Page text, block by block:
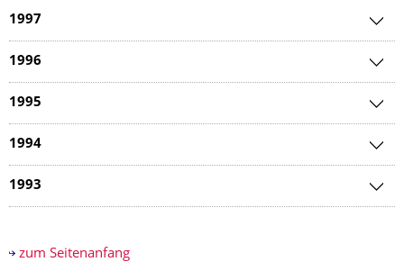
1997
1996
1995
1994
1993
zum Seitenanfang